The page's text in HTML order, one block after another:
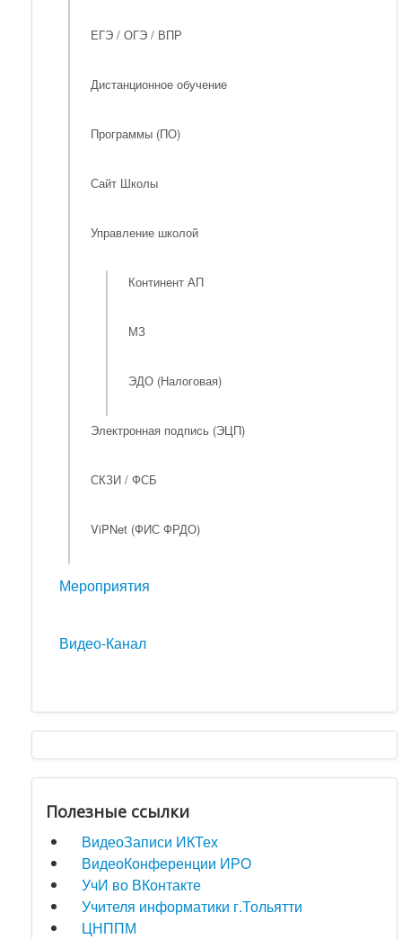
ЕГЭ / ОГЭ / ВПР
Дистанционное обучение
Программы (ПО)
Сайт Школы
Управление школой
Континент АП
МЗ
ЭДО (Налоговая)
Электронная подпись (ЭЦП)
СКЗИ / ФСБ
ViPNet (ФИС ФРДО)
Мероприятия
Видео-Канал
Полезные ссылки
ВидеоЗаписи ИКТех
ВидеоКонференции ИРО
УчИ во ВКонтакте
Учителя информатики г.Тольятти
ЦНППМ